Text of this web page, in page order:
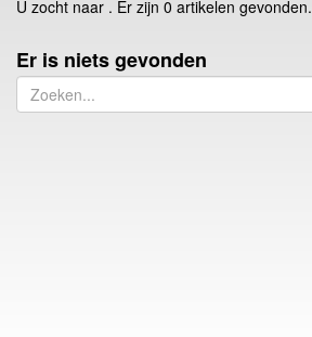
U zocht naar . Er zijn 0 artikelen gevonden.
Er is niets gevonden